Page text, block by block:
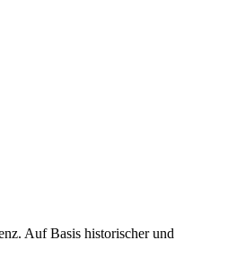
Auf Basis historischer und